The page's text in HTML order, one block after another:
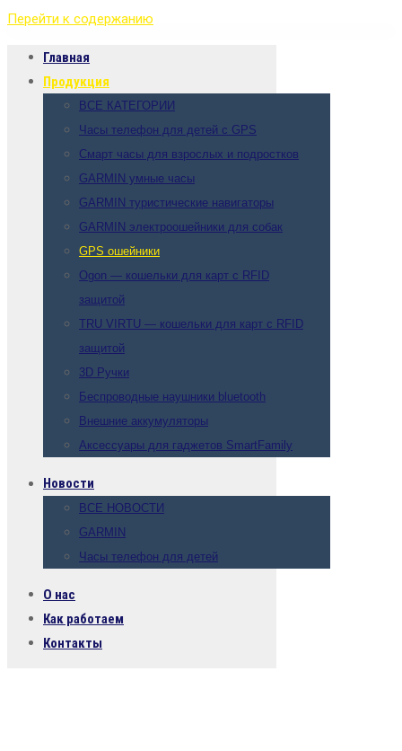
Перейти к содержанию
Главная
Продукция
ВСЕ КАТЕГОРИИ
Часы телефон для детей с GPS
Смарт часы для взрослых и подростков
GARMIN умные часы
GARMIN туристические навигаторы
GARMIN электроошейники для собак
GPS ошейники
Ogon — кошельки для карт с RFID
защитой
TRU VIRTU — кошельки для карт с RFID
защитой
3D Ручки
Беспроводные наушники bluetooth
Внешние аккумуляторы
Аксессуары для гаджетов SmartFamily
Новости
ВСЕ НОВОСТИ
GARMIN
Часы телефон для детей
О нас
Как работаем
Контакты